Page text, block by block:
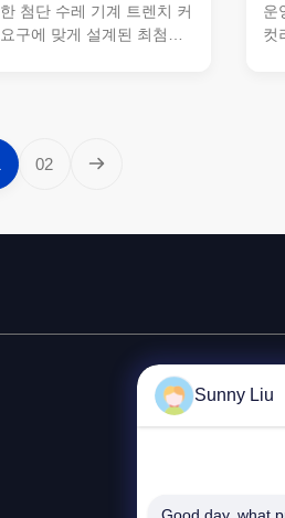
첨단 수레 기계 트렌치 커
구에 맞게 설계된 최첨단
한 절단 도구와 우수한 호
최적의 효율성과 정밀도를
홀더는 높은 토크를 지원하
운
컷
02
Sunny Liu